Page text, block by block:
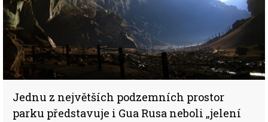
Jednu z největších podzemních prostor
parku představuje i Gua Rusa neboli „jelení